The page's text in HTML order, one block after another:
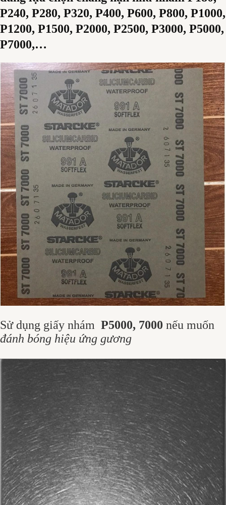
P240, P280, P320, P400, P600, P800, P1000,
P1200, P1500, P2000, P2500, P3000, P5000,
P7000,…
Sử dụng giấy nhám P5000, 7000 nếu muốn
đánh bóng hiệu ứng gương